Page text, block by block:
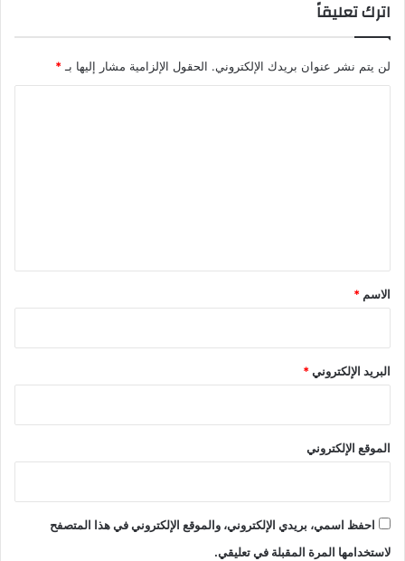
اترك تعليقاً
لن يتم نشر عنوان بريدك الإلكتروني. الحقول الإلزامية مشار إليها بـ*
*
الاسم *
البريد الإلكتروني*
الموقع الإلكتروني
احفظ اسمي، بريدي الإلكتروني، والموقع الإلكتروني في هذا المتصفح
لاستخدامها المرة المقبلة في تعليقي.